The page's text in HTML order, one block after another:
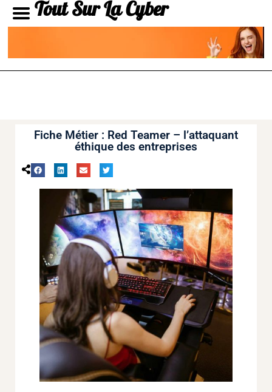
Tout Sur La Cyber
Fiche Métier : Red Teamer – l’attaquant
éthique des entreprises